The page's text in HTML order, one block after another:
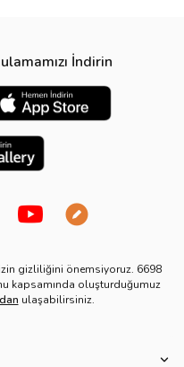
İndirin
gizliliğini önemsiyoruz. 6698
kapsamında oluşturduğumuz
ulaşabilirsiniz.